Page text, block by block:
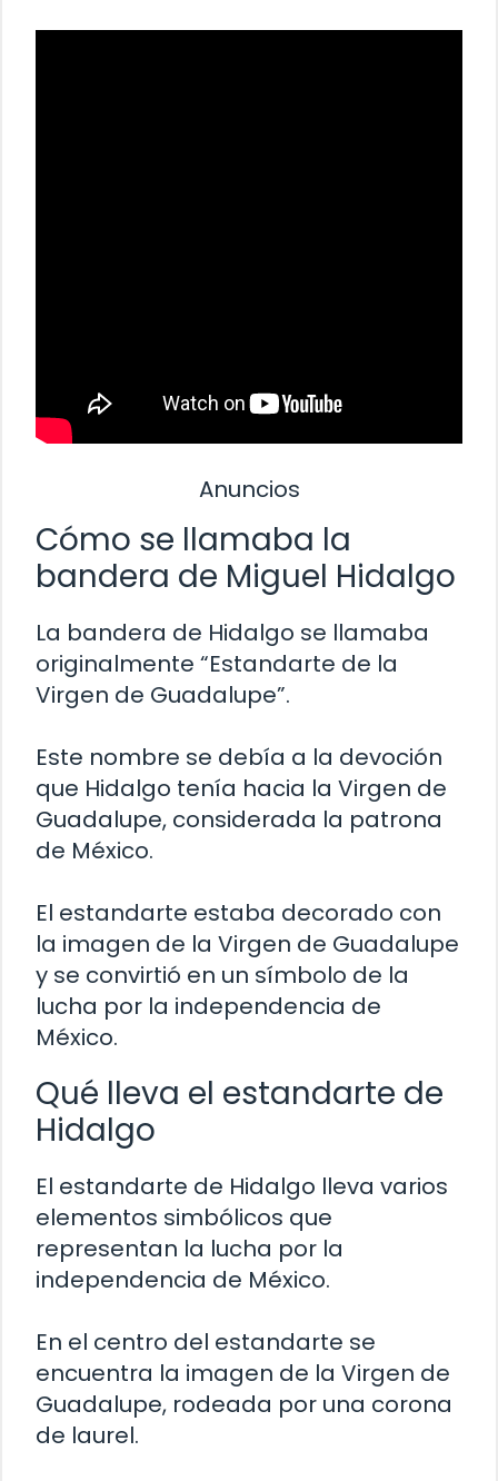
Anuncios
Cómo se llamaba la
bandera de Miguel Hidalgo
La bandera de Hidalgo se llamaba
originalmente “Estandarte de la
Virgen de Guadalupe”.
Este nombre se debía a la devoción
que Hidalgo tenía hacia la Virgen de
Guadalupe, considerada la patrona
de México.
El estandarte estaba decorado con
la imagen de la Virgen de Guadalupe
y se convirtió en un símbolo de la
lucha por la independencia de
México.
Qué lleva el estandarte de
Hidalgo
El estandarte de Hidalgo lleva varios
elementos simbólicos que
representan la lucha por la
independencia de México.
En el centro del estandarte se
encuentra la imagen de la Virgen de
Guadalupe, rodeada por una corona
de laurel.